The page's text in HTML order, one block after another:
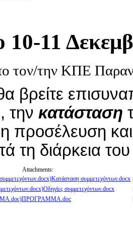
10-11
τον/την ΚΠΕ
βρείτε
, την κατάσταση
προσέλευση
τη διάρκεια του
Attachments:
Κατάσταση συμμετεχόντων.docx
Οδηγίες συμμετεχόντων.docx
ΠΡΟΓΡΑΜΜΑ.doc